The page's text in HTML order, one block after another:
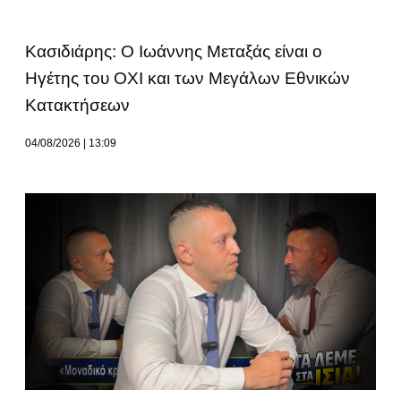
Κασιδιάρης: Ο Ιωάννης Μεταξάς είναι ο
Ηγέτης του ΟΧΙ και των Μεγάλων Εθνικών
Κατακτήσεων
04/08/2026 13:09